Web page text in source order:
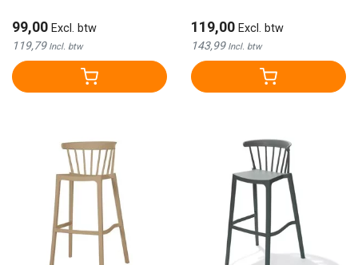
99,00 Excl. btw
119,79 Incl. btw
119,00 Excl. btw
143,99 Incl. btw